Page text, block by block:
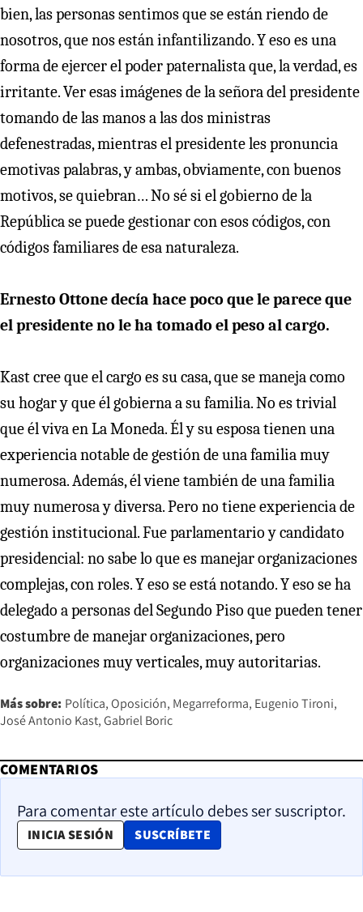
bien, las personas sentimos que se están riendo de
nosotros, que nos están infantilizando. Y eso es una
forma de ejercer el poder paternalista que, la verdad, es
irritante. Ver esas imágenes de la señora del presidente
tomando de las manos a las dos ministras
defenestradas, mientras el presidente les pronuncia
emotivas palabras, y ambas, obviamente, con buenos
motivos, se quiebran… No sé si el gobierno de la
República se puede gestionar con esos códigos, con
códigos familiares de esa naturaleza.
Ernesto Ottone decía hace poco que le parece que
el presidente no le ha tomado el peso al cargo.
Kast cree que el cargo es su casa, que se maneja como
su hogar y que él gobierna a su familia. No es trivial
que él viva en La Moneda. Él y su esposa tienen una
experiencia notable de gestión de una familia muy
numerosa. Además, él viene también de una familia
muy numerosa y diversa. Pero no tiene experiencia de
gestión institucional. Fue parlamentario y candidato
presidencial: no sabe lo que es manejar organizaciones
complejas, con roles. Y eso se está notando. Y eso se ha
delegado a personas del Segundo Piso que pueden tener
costumbre de manejar organizaciones, pero
organizaciones muy verticales, muy autoritarias.
Más sobre: Política Oposición Megarreforma Eugenio Tironi
José Antonio Kast Gabriel Boric
COMENTARIOS
Para comentar este artículo debes ser suscriptor.
INICIA SESIÓN SUSCRÍBETE
OPENS IN NEW WINDOW